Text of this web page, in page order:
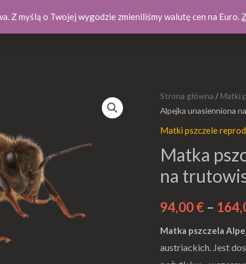
Strona główna / Matki
Alpejka unasienniona
Matki pszczele
Matka
na
94,00€ –
Matka pszczela
austriackich. Jest
ilość
Matka
pszczela
Alpejka
unasienniona
trutowisku
Z myślą o Twojej wygodzie zmieniliśmy walutę cen na Euro.